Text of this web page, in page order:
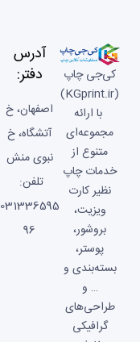
کی‌جی چاپ
(KGprint.ir)
با ارائه
مجموعه‌ای
متنوع از
خدمات چاپ
نظیر کارت
ویزیت،
بروشور،
پوستر،
بسته‌بندی و
… و
طراحی‌های
گرافیکی
آدرس
دفتر:
اصفهان، خ
آتشگاه، خ
نبوی منش
تلفن:
031336595
96